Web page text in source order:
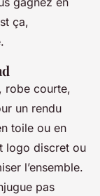
ça,
robe courte,
un rendu
toile ou en
logo discret ou
l’ensemble.
pas